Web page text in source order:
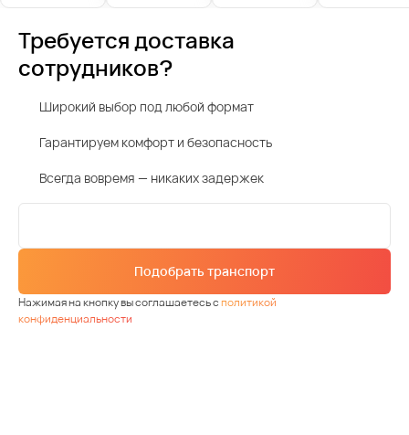
Требуется доставка
сотрудников?
Широкий выбор под любой формат
Гарантируем комфорт и безопасность
Всегда вовремя — никаких задержек
Подобрать транспорт
Нажимая на кнопку вы соглашаетесь сполитикой
конфиденциальности